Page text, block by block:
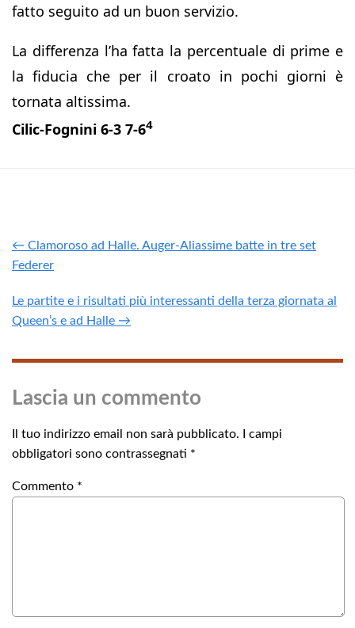
fatto seguito ad un buon servizio.
La differenza l’ha fatta la percentuale di prime e
la fiducia che per il croato in pochi giorni è
tornata altissima.
Cilic-Fognini 6-3 7-64
← Clamoroso ad Halle. Auger-Aliassime batte in tre set
Federer
Le partite e i risultati più interessanti della terza giornata al
Queen’s e ad Halle →
Lascia un commento
Il tuo indirizzo email non sarà pubblicato.
I campi
obbligatori sono contrassegnati *
Commento *